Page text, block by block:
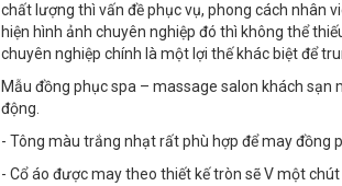
chất lượng thì vấn đề phục vụ, phong cách nhân
hiện hình ảnh chuyên nghiệp đó thì không thể
chuyên nghiệp chính là một lợi thế khác biệt để
Mẫu đồng phục spa – massage salon khách
động.
- Tông màu trắng nhạt rất phù hợp để may đồng
- Cổ áo được may theo thiết kế tròn sẽ V một